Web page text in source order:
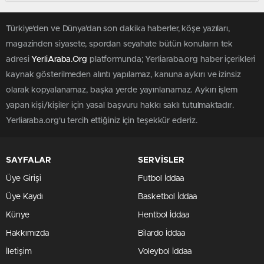
Türkiye'den ve Dünya’dan son dakika haberler, köşe yazıları,
magazinden siyasete, spordan seyahate bütün konuların tek
adresi YerliAraba.Org platformunda; Yerliaraba.org haber içerikleri
kaynak gösterilmeden alıntı yapılamaz, kanuna aykırı ve izinsiz
olarak kopyalanamaz, başka yerde yayınlanamaz. Aykırı işlem
yapan kişi/kişiler için yasal başvuru hakkı saklı tutulmaktadır.
Yerliaraba.org'u tercih ettiğiniz için teşekkür ederiz.
SAYFALAR
Üye Girişi
Üye Kaydı
Künye
Hakkımızda
İletişim
SERVİSLER
Futbol İddaa
Basketbol İddaa
Hentbol İddaa
Bilardo İddaa
Voleybol İddaa